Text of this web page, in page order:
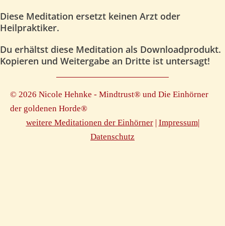
Diese Meditation ersetzt keinen Arzt oder
Heilpraktiker.
Du erhältst diese Meditation als Downloadprodukt.
Kopieren und Weitergabe an Dritte ist untersagt!
© 2026 Nicole Hehnke - Mindtrust® und Die Einhörner
der goldenen Horde®
weitere Meditationen der Einhörner | Impressum|
D atenschutz